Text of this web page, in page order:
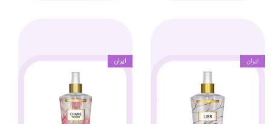
ایران ایران